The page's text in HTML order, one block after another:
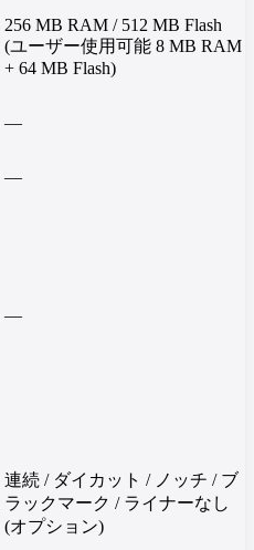
256 MB RAM / 512 MB Flash
(ユーザー使用可能 8 MB RAM
+ 64 MB Flash)
—
—
—
連続 / ダイカット / ノッチ / ブ
ラックマーク / ライナーなし
(オプション)